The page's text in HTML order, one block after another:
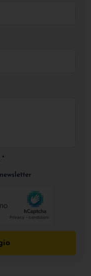
*